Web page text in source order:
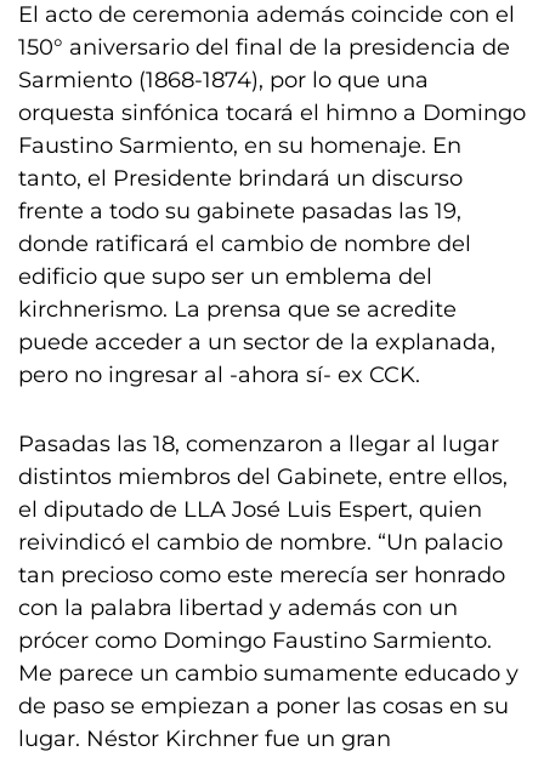
El acto de ceremonia además coincide con el
150° aniversario del final de la presidencia de
Sarmiento (1868-1874), por lo que una
orquesta sinfónica tocará el himno a Domingo
Faustino Sarmiento, en su homenaje. En
tanto, el Presidente brindará un discurso
frente a todo su gabinete pasadas las 19,
donde ratificará el cambio de nombre del
edificio que supo ser un emblema del
kirchnerismo. La prensa que se acredite
puede acceder a un sector de la explanada,
pero no ingresar al -ahora sí- ex CCK.
Pasadas las 18, comenzaron a llegar al lugar
distintos miembros del Gabinete, entre ellos,
el diputado de LLA José Luis Espert, quien
reivindicó el cambio de nombre. “Un palacio
tan precioso como este merecía ser honrado
con la palabra libertad y además con un
prócer como Domingo Faustino Sarmiento.
Me parece un cambio sumamente educado y
de paso se empiezan a poner las cosas en su
lugar. Néstor Kirchner fue un gran